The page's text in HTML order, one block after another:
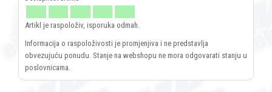
Artikl je raspoloživ, isporuka odmah.
Informacija o raspoloživosti je promjenjiva i ne predstavlja
obvezujuću ponudu. Stanje na webshopu ne mora odgovarati stanju u
poslovnicama.